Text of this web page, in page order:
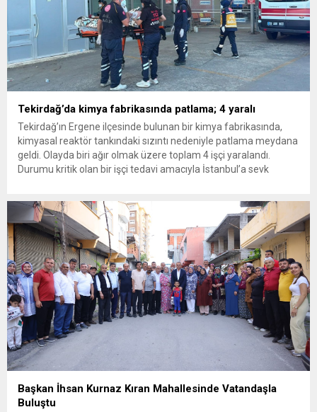
Tekirdağ’da kimya fabrikasında patlama; 4 yaralı
Tekirdağ’ın Ergene ilçesinde bulunan bir kimya fabrikasında,
kimyasal reaktör tankındaki sızıntı nedeniyle patlama meydana
geldi. Olayda biri ağır olmak üzere toplam 4 işçi yaralandı.
Durumu kritik olan bir işçi tedavi amacıyla İstanbul’a sevk
ilçesine...
Başkan İhsan Kurnaz Kıran Mahallesinde Vatandaşla
Buluştu